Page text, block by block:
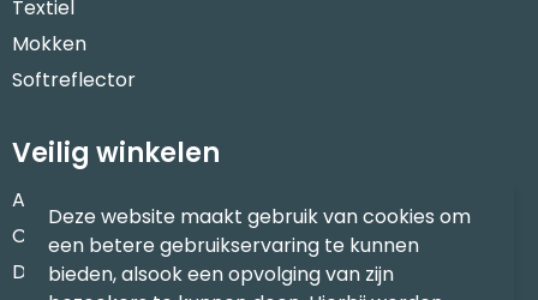
Textiel
Mokken
Softreflector
Veilig winkelen
Algemene voorwaarden
Cookieverklaring
Disclaimer
Deze website maakt gebruik van cookies om
een betere gebruikservaring te kunnen
bieden, alsook een opvolging van zijn